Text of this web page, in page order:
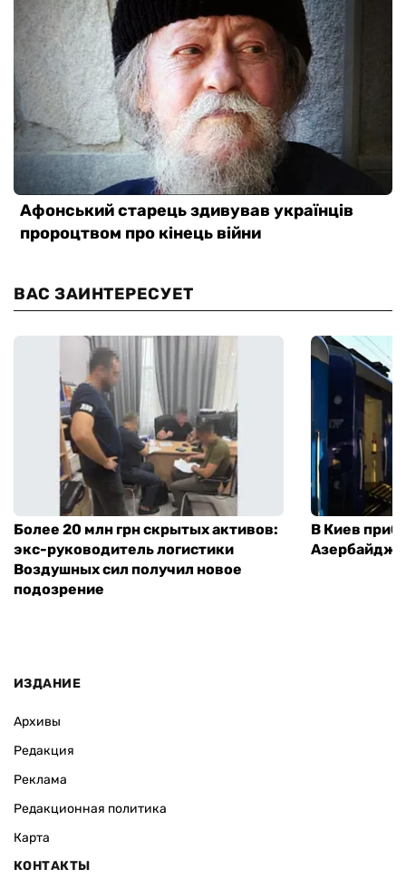
ВАС ЗАИНТЕРЕСУЕТ
Более 20 млн грн скрытых активов:
экс-руководитель логистики
Воздушных сил получил новое
подозрение
В Киев
ИЗДАНИЕ
Архивы
Редакция
Реклама
Редакционная политика
Карта
КОНТАКТЫ